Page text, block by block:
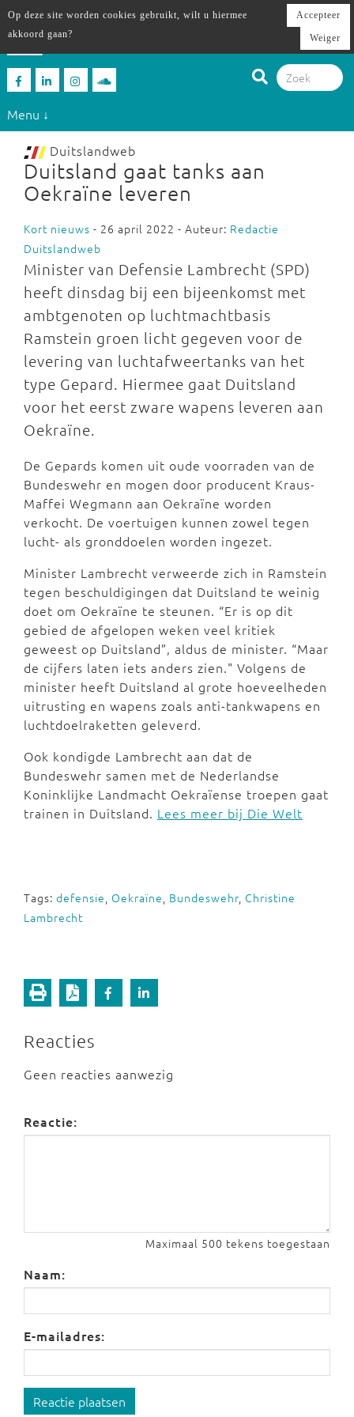
Menu ↓
Duitslandweb
Duitsland gaat tanks aan
Oekraïne leveren
Kort nieuws - 26 april 2022 - Auteur: Redactie
Duitslandweb
Minister van Defensie Lambrecht (SPD)
heeft dinsdag bij een bijeenkomst met
ambtgenoten op luchtmachtbasis
Ramstein groen licht gegeven voor de
levering van luchtafweertanks van het
type Gepard. Hiermee gaat Duitsland
voor het eerst zware wapens leveren aan
Oekraïne.
De Gepards komen uit oude voorraden van de
Bundeswehr en mogen door producent Kraus-
Maffei Wegmann aan Oekraïne worden
verkocht. De voertuigen kunnen zowel tegen
lucht- als gronddoelen worden ingezet.
Minister Lambrecht verweerde zich in Ramstein
tegen beschuldigingen dat Duitsland te weinig
doet om Oekraïne te steunen. “Er is op dit
gebied de afgelopen weken veel kritiek
geweest op Duitsland”, aldus de minister. “Maar
de cijfers laten iets anders zien." Volgens de
minister heeft Duitsland al grote hoeveelheden
uitrusting en wapens zoals anti-tankwapens en
luchtdoelraketten geleverd.
Ook kondigde Lambrecht aan dat de
Bundeswehr samen met de Nederlandse
Koninklijke Landmacht Oekraïense troepen gaat
trainen in Duitsland. Lees meer bij Die Welt
Tags: defensie, Oekraïne, Bundeswehr, Christine
Lambrecht
Reacties
Geen reacties aanwezig
Reactie:
Maximaal 500 tekens toegestaan
Naam:
E-mailadres:
Reactie plaatsen
Op deze site worden cookies gebruikt, wilt u hiermee
akkoord gaan?
Accepteer
Weiger